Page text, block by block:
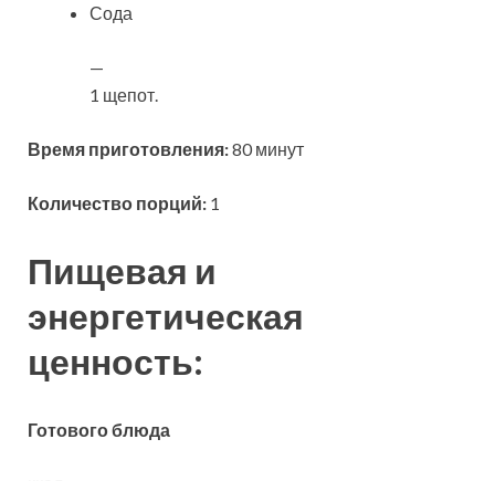
Сода
—
1 щепот.
Время приготовления:80 минут
Количество порций: 1
Пищевая и
энергетическая
ценность:
Готового блюда